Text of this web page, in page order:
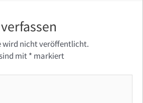
wird nicht veröffentlicht.
mit* markiert